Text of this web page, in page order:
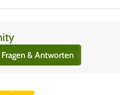
Fragen & Antworten